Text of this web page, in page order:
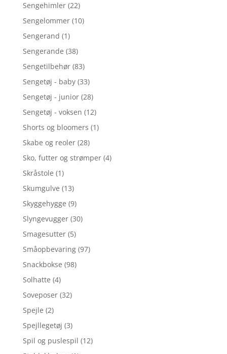
Sengehimler (22)
Sengelommer (10)
Sengerand (1)
Sengerande (38)
Sengetilbehør (83)
Sengetøj - baby (33)
Sengetøj - junior (28)
Sengetøj - voksen (12)
Shorts og bloomers (1)
Skabe og reoler (28)
Sko, futter og strømper (4)
Skråstole (1)
Skumgulve (13)
Skyggehygge (9)
Slyngevugger (30)
Smagesutter (5)
Småopbevaring (97)
Snackbokse (98)
Solhatte (4)
Soveposer (32)
Spejle (2)
Spejllegetøj (3)
Spil og puslespil (12)